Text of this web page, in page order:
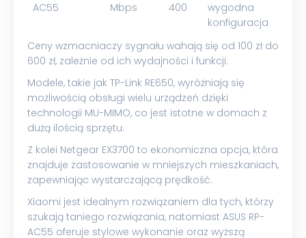
AC55
Mbps
400
wygodna
konfiguracja
Ceny wzmacniaczy sygnału wahają się od 100 zł do
600 zł, zależnie od ich wydajności i funkcji.
Modele, takie jak TP-Link RE650, wyróżniają się
możliwością obsługi wielu urządzeń dzięki
technologii MU-MIMO, co jest istotne w domach z
dużą ilością sprzętu.
Z kolei Netgear EX3700 to ekonomiczna opcja, która
znajduje zastosowanie w mniejszych mieszkaniach,
zapewniając wystarczającą prędkość.
Xiaomi jest idealnym rozwiązaniem dla tych, którzy
szukają taniego rozwiązania, natomiast ASUS RP-
AC55 oferuje stylowe wykonanie oraz wyższą